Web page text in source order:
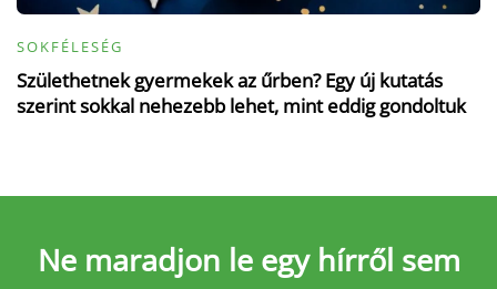
SOKFÉLESÉG
Születhetnek gyermekek az űrben? Egy új kutatás
szerint sokkal nehezebb lehet, mint eddig gondoltuk
Ne maradjon le egy hírről sem